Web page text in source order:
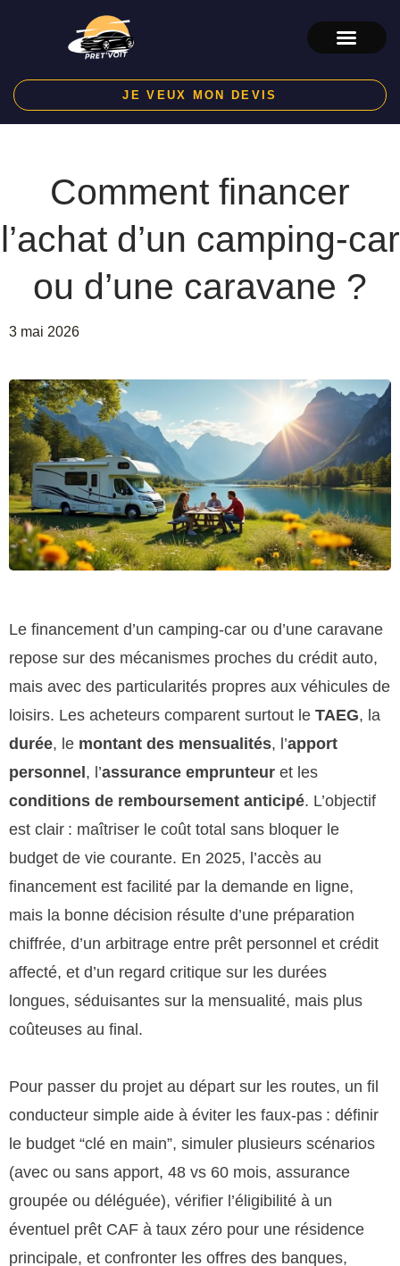
JE VEUX MON DEVIS
Comment financer
l’achat d’un camping-car
ou d’une caravane ?
3 mai 2026
Le financement d’un camping-car ou d’une caravane
repose sur des mécanismes proches du crédit auto,
mais avec des particularités propres aux véhicules de
loisirs. Les acheteurs comparent surtout le TAEG, la
durée, le montant des mensualités, l’apport
personnel , l’assurance emprunteur et les
conditions de remboursement anticipé. L’objectif
est clair : maîtriser le coût total sans bloquer le
budget de vie courante. En 2025, l’accès au
financement est facilité par la demande en ligne,
mais la bonne décision résulte d’une préparation
chiffrée, d’un arbitrage entre prêt personnel et crédit
affecté, et d’un regard critique sur les durées
longues, séduisantes sur la mensualité, mais plus
coûteuses au final.
Pour passer du projet au départ sur les routes, un fil
conducteur simple aide à éviter les faux-pas : définir
le budget “clé en main”, simuler plusieurs scénarios
(avec ou sans apport, 48 vs 60 mois, assurance
groupée ou déléguée), vérifier l’éligibilité à un
éventuel prêt CAF à taux zéro pour une résidence
principale, et confronter les offres des banques,